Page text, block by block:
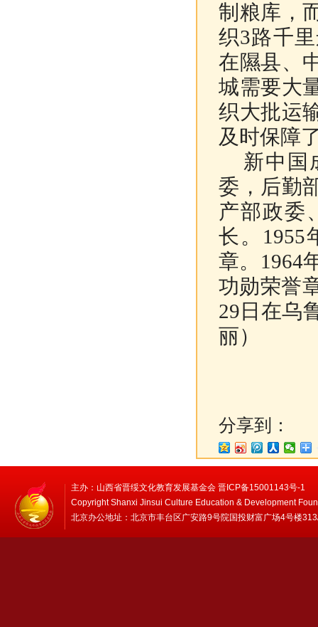
制粮库，
织3路千
在隰县、
城需要大
织大批运
及时保障
新中国
委，后勤
产部政委
长。1955
章。1964
功勋荣誉
29日在乌
丽）
分享到：
主办：山西省晋绥文化教育发展基金会 晋ICP备15001143号-1
Copyright Shanxi Jinsui Culture Education & Development
北京办公地址：北京市丰台区广安路9号院国投财富广场4号楼